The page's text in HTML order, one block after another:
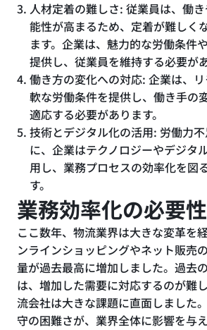
人材定着の難しさ: 従業員は、働
能性が高まるため、定着が難しく
ます。企業は、魅力的な労働条件
提供し、従業員を維持する必要があ
働き方の変化への対応: 企業は、
軟な労働条件を提供し、働き手の
適応する必要があります。
技術とデジタル化の活用: 労働力
に、企業はテクノロジーやデジタ
用し、業務プロセスの効率化を図
す。
業務効率化の必要性
ここ数年、物流業界は大きな変革を
ンラインショッピングやネット販売
量が過去最高に増加しました。過去
は、増加した需要に対応するのが難
流会社は大きな課題に直面しました
守の困難さが、業界全体に影響を与え